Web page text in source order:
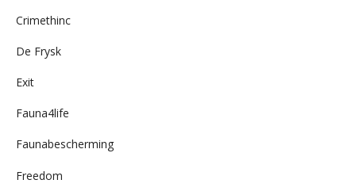
Crimethinc
De Frysk
Exit
Fauna4life
Faunabescherming
Freedom